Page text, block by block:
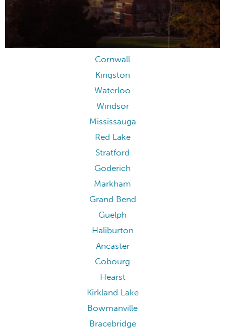
Cornwall
Kingston
Waterloo
Windsor
Mississauga
Red Lake
Stratford
Goderich
Markham
Grand Bend
Guelph
Haliburton
Ancaster
Cobourg
Hearst
Kirkland Lake
Bowmanville
Bracebridge